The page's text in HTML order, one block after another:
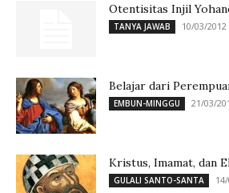
Otentisitas Injil
TANYA JAWAB 10/03/2012
Belajar dari
EMBUN-MINGGU 21/03/
Kristus, Imamat, dan
GULALI SANTO-SANTA